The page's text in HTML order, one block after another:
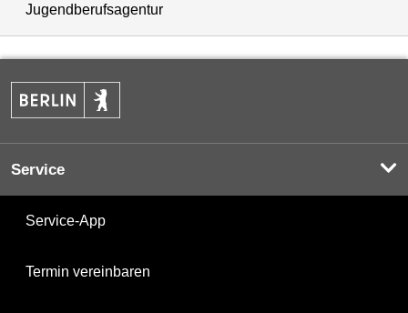
Jugendberufsagentur
Service
Service-App
Termin vereinbaren